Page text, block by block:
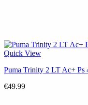
Quick View
Puma Trinity 2 LT Ac+ Ps
€49.99